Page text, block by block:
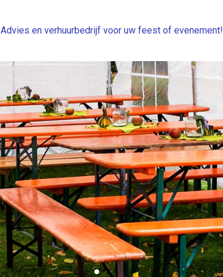
Advies en verhuurbedrijf voor uw feest of evenement!